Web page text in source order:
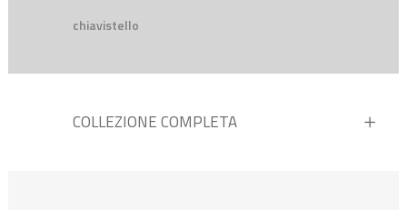
chiavistello
COLLEZIONE COMPLETA